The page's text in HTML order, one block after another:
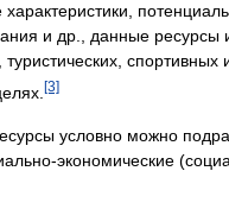
и др., данные ресурсы
спортивных
[3]
условно можно
экономические